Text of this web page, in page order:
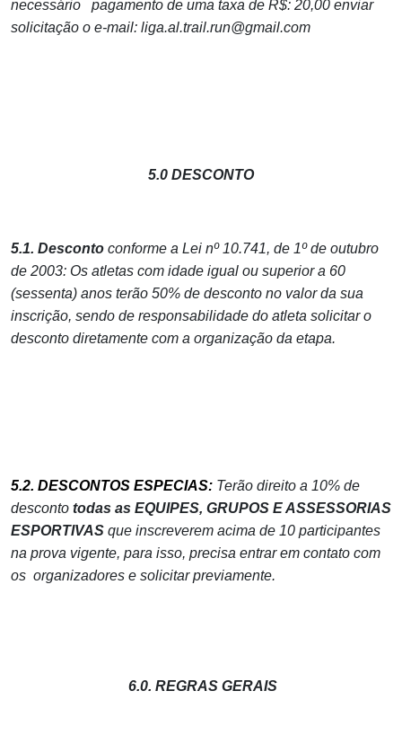
necessário pagamento de uma taxa de R$: 20,00 enviar
solicitação o e-mail: liga.al.trail.run@gmail.com
5.0 DESCONTO
5.1. Desconto conforme a Lei nº 10.741, de 1º de outubro
de 2003: Os atletas com idade igual ou superior a 60
(sessenta) anos terão 50% de desconto no valor da sua
inscrição, sendo de responsabilidade do atleta solicitar o
desconto diretamente com a organização da etapa.
5.2. DESCONTOS ESPECIAS: Terão direito a 10% de
desconto todas as EQUIPES, GRUPOS E ASSESSORIAS
ESPORTIVAS que inscreverem acima de 10 participantes
na prova vigente, para isso, precisa entrar em contato com
os organizadores e solicitar previamente.
6.0. REGRAS GERAIS